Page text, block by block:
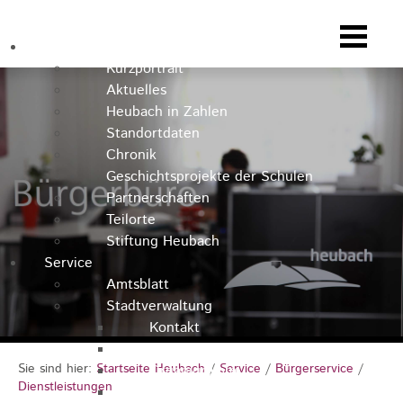
Kurzportrait
Aktuelles
Heubach in Zahlen
Standortdaten
Chronik
Geschichtsprojekte der Schulen
Partnerschaften
Teilorte
Stiftung Heubach
Service
Amtsblatt
Stadtverwaltung
Kontakt
Rathausteam
Organigramm
Sie sind hier: Startseite Heubach / Service / Bürgerservice /
Dienstleistungen